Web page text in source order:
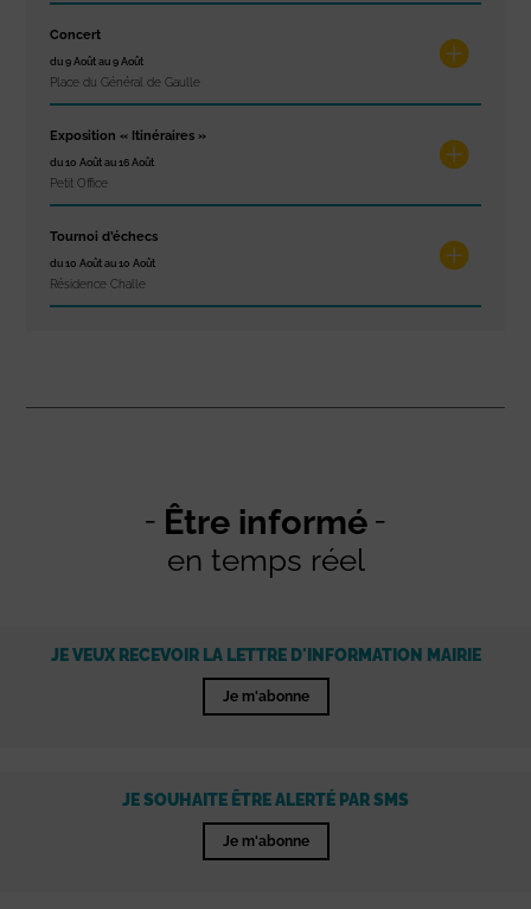
Concert
du 9 Août au 9 Août
Place du Général de Gaulle
Exposition « Itinéraires »
du 10 Août au 16 Août
Petit Office
Tournoi d’échecs
du 10 Août au 10 Août
Résidence Challe
Être informé
en temps réel
JE VEUX RECEVOIR LA LETTRE D'INFORMATION MAIRIE
Je m'abonne
JE SOUHAITE ÊTRE ALERTÉ PAR SMS
Je m'abonne